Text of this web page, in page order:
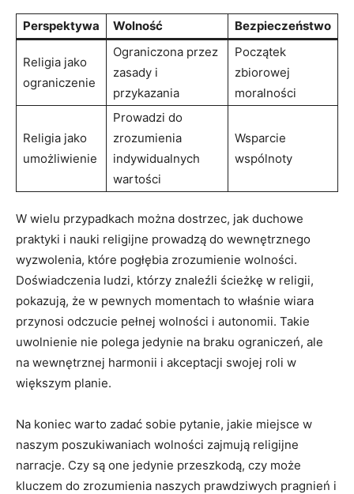
Perspektywa Wolność Bezpieczeństwo
Religia ​jako
ograniczenie
Ograniczona⁤ przez
zasady i
przykazania
Początek
zbiorowej
moralności
Religia ‍jako
umożliwienie
Prowadzi do
zrozumienia
indywidualnych
wartości
Wsparcie
wspólnoty
W wielu przypadkach można dostrzec,​ jak duchowe
praktyki i nauki religijne prowadzą do wewnętrznego
wyzwolenia,⁣ które pogłębia⁣ zrozumienie wolności.
Doświadczenia ludzi, ⁤którzy⁣ znaleźli ścieżkę w religii,
pokazują, że ⁣w pewnych momentach to‍ właśnie ‌wiara
przynosi ​odczucie pełnej wolności ⁢i autonomii.⁢ Takie
uwolnienie ⁢nie polega jedynie na braku ograniczeń,⁢ ale⁢
na wewnętrznej harmonii i akceptacji swojej roli w
większym⁤ planie.
Na koniec warto zadać sobie pytanie,‍ jakie miejsce w
naszym poszukiwaniach wolności zajmują religijne
narracje. ⁢Czy są one jedynie​ przeszkodą, ⁣czy może
kluczem do zrozumienia naszych⁢ prawdziwych pragnień i